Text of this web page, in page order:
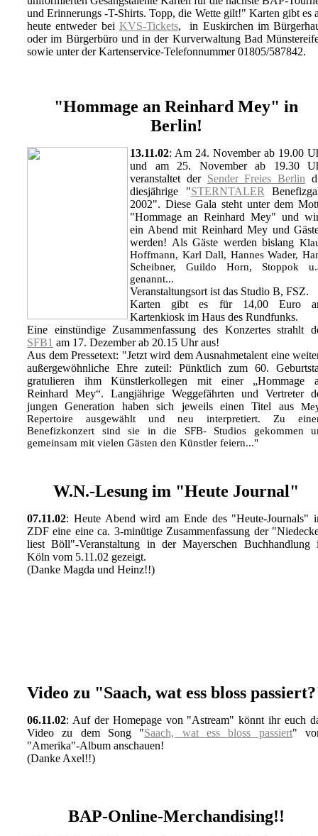
und Erinnerungs -T-Shirts. Topp, die Wette gilt!" Karten gibt es
heute entweder bei KVS-Tickets, in Euskirchen im
oder im Bürgerbüro und in der Kurverwaltung Bad
sowie unter der Kartenservice-Telefonnummer 01805/587842.
"Hommage an Reinhard Mey" in
Berlin!
13.11.02: Am 24. November ab 19.00
und am 25. November ab 19.30
veranstaltet der Sender Freies Berlin
diesjährige "STERNTALER
2002". Diese Gala steht unter dem
"Hommage an Reinhard Mey" und
ein Abend mit Reinhard Mey und
werden! Als Gäste werden bislang
Hoffmann, Karl Dall, Hannes Wader,
Scheibner, Guildo Horn, Stoppok
genannt...
Veranstaltungsort ist das Studio B, FSZ.
Karten gibt es für 14,00 Euro
Kartenkiosk im Haus des Rundfunks.
Eine einstündige Zusammenfassung des Konzertes strahlt
SFB1 am 17. Dezember ab 20.15 Uhr aus!
Aus dem Pressetext: "Jetzt wird dem Ausnahmetalent eine
außergewöhnliche Ehre zuteil: Pünktlich zum 60.
gratulieren ihm Künstlerkollegen mit einer „Hommage
Reinhard Mey“. Langjährige Weggefährten und Vertreter
jungen Generation haben sich jeweils einen Titel aus
Repertoire ausgewählt und neu interpretiert. Zu
Benefizkonzert sind sie in die SFB- Studios gekommen
gemeinsam mit vielen Gästen den Künstler feiern..."
W.N.-Lesung im "Heute Journal"
07.11.02: Heute Abend wird am Ende des "Heute-Journals"
ZDF eine eine ca. 3-minütige Zusammenfassung der
liest Böll"-Veranstaltung in der Mayerschen Buchhandlung
Köln vom 5.11.02 gezeigt.
(Danke Magda und Heinz!!)
Video zu "Saach, wat ess bloss
06.11.02: Auf der Homepage von "Astream" könnt ihr euch
Video zu dem Song "Saach, wat ess bloss passiert"
"Amerika"-Album anschauen!
(Danke Axel!!)
BAP-Online-Merchandising!!